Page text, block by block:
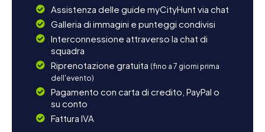
Assistenza delle guide myCityHunt via chat
Galleria di immagini e punteggi condivisi
Interconnessione attraverso la chat di
squadra
Riprenotazione gratuita (fino a 7 giorni prima
dell'evento)
Pagamento con carta di credito, PayPal o
su conto
Fattura IVA